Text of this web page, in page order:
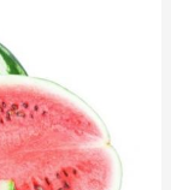
هندوانه